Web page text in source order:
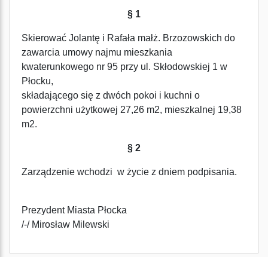
§ 1
Skierować Jolantę i Rafała małż. Brzozowskich do
zawarcia umowy najmu mieszkania
kwaterunkowego nr 95 przy ul. Skłodowskiej 1 w
Płocku,
składającego się z dwóch pokoi i kuchni o
powierzchni użytkowej 27,26 m2, mieszkalnej 19,38
m2.
§ 2
Zarządzenie wchodzi w życie z dniem podpisania.
Prezydent Miasta Płocka
/-/ Mirosław Milewski